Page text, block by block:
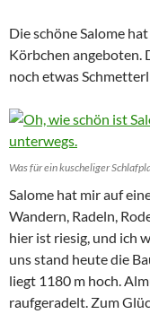
Die schöne Salome
Körbchen angeboten.
noch etwas
Was für ein kuscheliger
Salome hat mir auf
Wandern, Radeln,
hier ist riesig, und ich
uns stand heute die
liegt 1180 m hoch.
raufgeradelt. Zum